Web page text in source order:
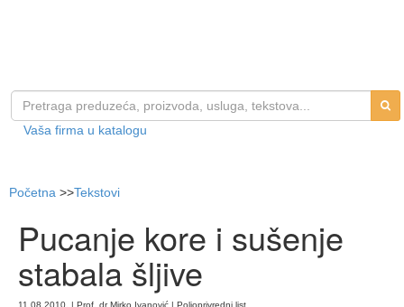
Vaša firma u katalogu
Početna >>Tekstovi
Pucanje kore i sušenje
stabala šljive
11.08.2010. | Prof. dr Mirko Ivanović | Poljoprivredni list